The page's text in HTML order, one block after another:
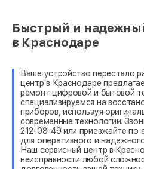
Быстрый и
в Краснодаре
Ваше устройство перестало
центр в Краснодаре
ремонт цифровой и бытовой
специализируемся на
приборов, используя
современные технологии.
212-08-49 или приезжайте по
для оперативного и
Наш сервисный центр в
неисправности любой